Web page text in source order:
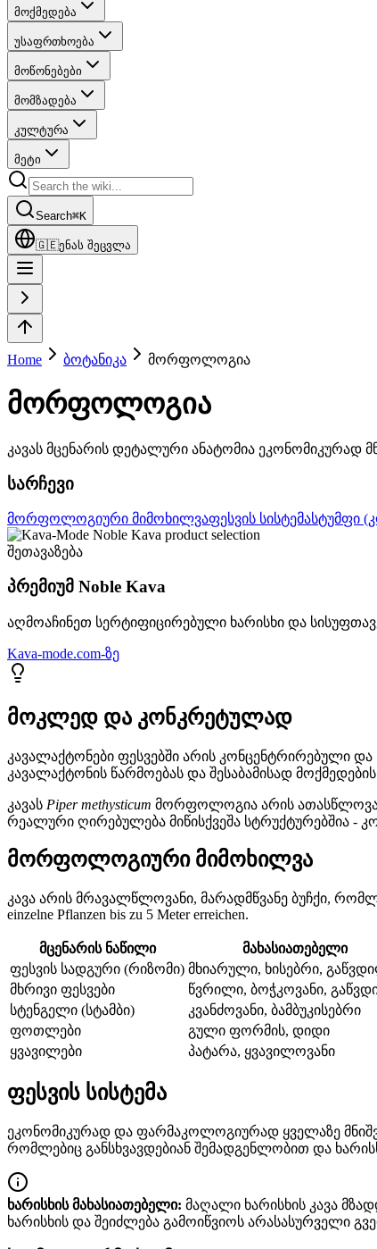
მოქმედება
უსაფრთხოება
მოწონებები
მომზადება
კულტურა
მეტი
Search⌘K
🇬🇪ენას შეცვლა
Home ბოტანიკა მორფოლოგია
მორფოლოგია
კავას მცენარის დეტალური ანატომია ეკონომიკურად
სარჩევი
მორფოლოგიური მიმოხილვაფესვის სისტემასტუმფი
შეთავაზება
პრემიუმ Noble Kava
აღმოაჩინეთ სერტიფიცირებული ხარისხი და
Kava-mode.com-ზე
მოკლედ და კონკრეტულად
კავალაქტონები ფესვებში არის კონცენტრირებული
კავალაქტონის წარმოებას და შესაბამისად მოქმედების
კავას Piper methysticum მორფოლოგია არის ათასწლოვანი
რეალური ღირებულება მიწისქვეშა სტრუქტურებშია -
მორფოლოგიური მიმოხილვა
კავა არის მრავალწლოვანი, მარადმწვანე ბუჩქი,
einzelne Pflanzen bis zu 5 Meter erreichen.
მცენარის ნაწილი მახასიათებელი
ფესვის სადგური (რიზომი) მხიარული, ხისებრი,
მხრივი ფესვები
წვრილი, ბოჭკოვანი,
სტენგელი (სტამბი)
კვანძოვანი, ბამბუკისებრი
ფოთლები
გული ფორმის, დიდი
ყვავილები
პატარა, ყვავილოვანი
ფესვის სისტემა
ეკონომიკურად და ფარმაკოლოგიურად ყველაზე
რომლებიც განსხვავდებიან შემადგენლობით და
ხარისხის მახასიათებელი: მაღალი ხარისხის კავა
ხარისხის და შეიძლება გამოიწვიოს არასასურველი